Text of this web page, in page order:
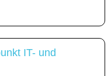
IT- und